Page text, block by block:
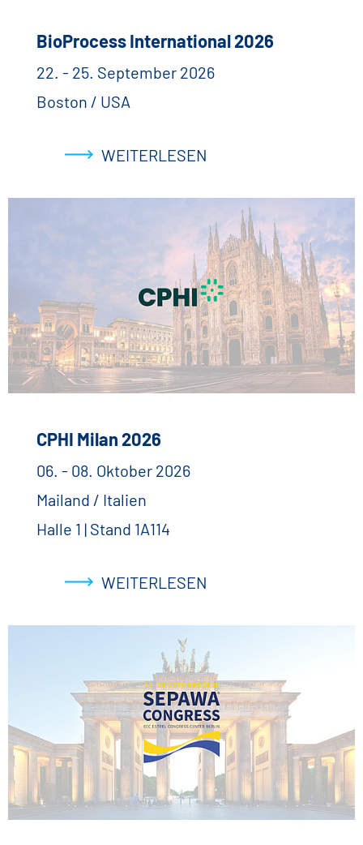
BioProcess International 2026
22. - 25. September 2026
Boston / USA
WEITERLESEN
CPHI Milan 2026
06. - 08. Oktober 2026
Mailand / Italien
Halle 1 | Stand 1A114
WEITERLESEN